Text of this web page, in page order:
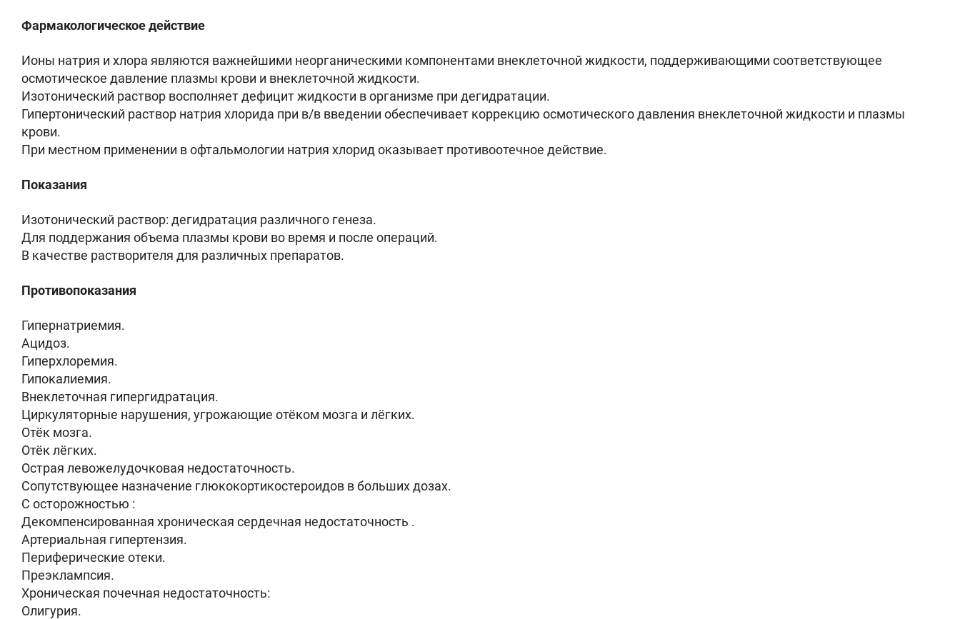
Фармакологическое действие
Ионы натрия и хлора являются важнейшими неорганическими компонентами внеклеточной жидкости, поддерживающими соответствующее
осмотическое давление плазмы крови и внеклеточной жидкости.
Изотонический раствор восполняет дефицит жидкости в организме при дегидратации.
Гипертонический раствор натрия хлорида при в/в введении обеспечивает коррекцию осмотического давления внеклеточной жидкости и плазмы
крови.
При местном применении в офтальмологии натрия хлорид оказывает противоотечное действие.
Показания
Изотонический раствор: дегидратация различного генеза.
Для поддержания объема плазмы крови во время и после операций.
В качестве растворителя для различных препаратов.
Противопоказания
Гипернатриемия.
Ацидоз.
Гиперхлоремия.
Гипокалиемия.
Внеклеточная гипергидратация.
Циркуляторные нарушения, угрожающие отёком мозга и лёгких.
Отёк мозга.
Отёк лёгких.
Острая левожелудочковая недостаточность.
Сопутствующее назначение глюкокортикостероидов в больших дозах.
С осторожностью :
Декомпенсированная хроническая сердечная недостаточность .
Артериальная гипертензия.
Периферические отеки.
Преэклампсия.
Хроническая почечная недостаточность:
Олигурия.